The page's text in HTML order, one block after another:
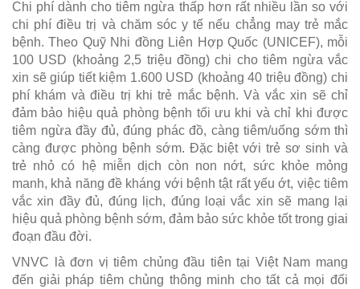
Chi phí dành cho tiêm ngừa thấp hơn rất nhiều lần so với
chi phí điều trị và chăm sóc y tế nếu chẳng may trẻ mắc
bệnh. Theo Quỹ Nhi đồng Liên Hợp Quốc (UNICEF), mỗi
100 USD (khoảng 2,5 triệu đồng) chi cho tiêm ngừa vắc
xin sẽ giúp tiết kiệm 1.600 USD (khoảng 40 triệu đồng) chi
phí khám và điều trị khi trẻ mắc bệnh. Và vắc xin sẽ chỉ
đảm bảo hiệu quả phòng bệnh tối ưu khi và chỉ khi được
tiêm ngừa đầy đủ, đúng phác đồ, càng tiêm/uống sớm thì
càng được phòng bệnh sớm. Đặc biệt với trẻ sơ sinh và
trẻ nhỏ có hệ miễn dịch còn non nớt, sức khỏe mỏng
manh, khả năng đề kháng với bệnh tật rất yếu ớt, việc tiêm
vắc xin đầy đủ, đúng lịch, đúng loại vắc xin sẽ mang lại
hiệu quả phòng bệnh sớm, đảm bảo sức khỏe tốt trong giai
đoạn đầu đời.
VNVC là đơn vị tiêm chủng đầu tiên tại Việt Nam mang
đến giải pháp tiêm chủng thông minh cho tất cả mọi đối